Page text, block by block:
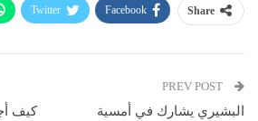
Share
Facebook
Twitter
البشيري يشارك في أمسية
كيف